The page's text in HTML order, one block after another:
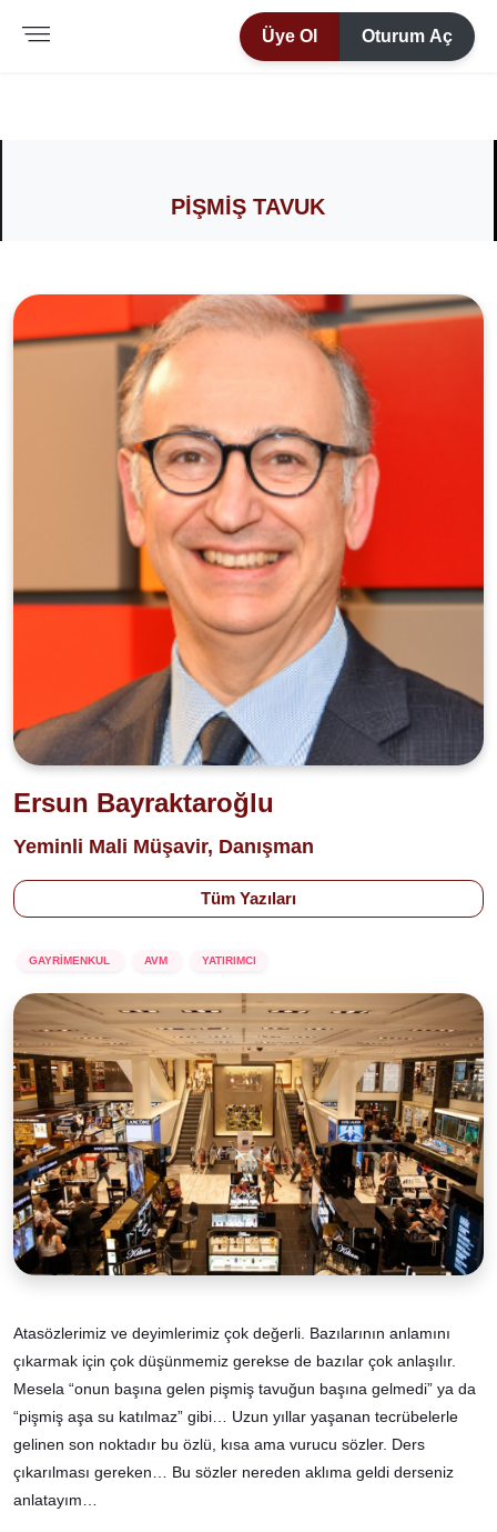
Üye Ol Oturum Aç
PIŞMIŞ TAVUK
Ersun Bayraktaroğlu
Yeminli Mali Müşavir, Danışman
Tüm Yazıları
GAYRİMENKUL AVM YATIRIMCI
Atasözlerimiz ve deyimlerimiz çok değerli. Bazılarının anlamını
çıkarmak için çok düşünmemiz gerekse de bazılar çok anlaşılır.
Mesela “onun başına gelen pişmiş tavuğun başına gelmedi” ya da
“pişmiş aşa su katılmaz” gibi… Uzun yıllar yaşanan tecrübelerle
gelinen son noktadır bu özlü, kısa ama vurucu sözler. Ders
çıkarılması gereken… Bu sözler nereden aklıma geldi derseniz
anlatayım…